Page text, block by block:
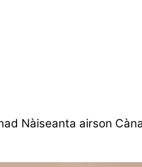
Nàiseanta airson